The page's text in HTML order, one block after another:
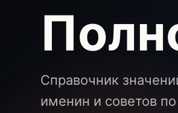
Справочник
именин и советов